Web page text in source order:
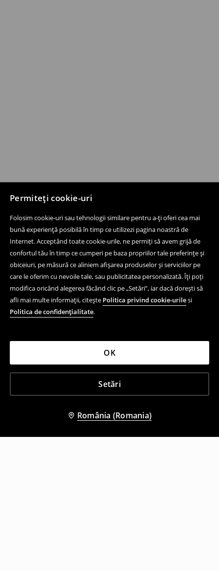
Permiteți cookie-uri
Folosim cookie-uri sau tehnologii similare pentru a-ți oferi cea mai
bună experiență posibilă în timp ce utilizezi pagina noastră de
Internet. Acceptând toate cookie-urile, ne permiți să avem grijă de
confortul tău în timp ce cumperi pe baza propriilor tale preferințe și
obiceiuri, pe măsură ce aliniem afișarea produselor și serviciilor pe
care le oferim cu nevoile tale, sau publicitatea personalizată. Îți poți
modifica oricând alegerea făcând clic pe „Setări”, iar dacă dorești să
afli mai multe informații, citește Politica privind cookie-urilesi
Politica de confidențialitate.
Setări
OK
România (Romania)